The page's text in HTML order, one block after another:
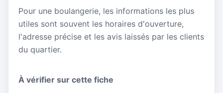
Pour une boulangerie, les informations les plus
utiles sont souvent les horaires d'ouverture,
l'adresse précise et les avis laissés par les clients
du quartier.
À vérifier sur cette fiche